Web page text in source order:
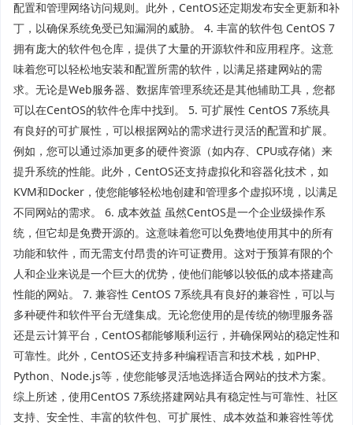
配置和管理网络访问规则。此外，CentOS还定期发布安全更新和补
丁，以确保系统免受已知漏洞的威胁。 4. 丰富的软件包 CentOS 7
拥有庞大的软件包仓库，提供了大量的开源软件和应用程序。这意
味着您可以轻松地安装和配置所需的软件，以满足搭建网站的需
求。无论是Web服务器、数据库管理系统还是其他辅助工具，您都
可以在CentOS的软件仓库中找到。 5. 可扩展性 CentOS 7系统具
有良好的可扩展性，可以根据网站的需求进行灵活的配置和扩展。
例如，您可以通过添加更多的硬件资源（如内存、CPU或存储）来
提升系统的性能。此外，CentOS还支持虚拟化和容器化技术，如
KVM和Docker，使您能够轻松地创建和管理多个虚拟环境，以满足
不同网站的需求。 6. 成本效益 虽然CentOS是一个企业级操作系
统，但它却是免费开源的。这意味着您可以免费地使用其中的所有
功能和软件，而无需支付昂贵的许可证费用。这对于预算有限的个
人和企业来说是一个巨大的优势，使他们能够以较低的成本搭建高
性能的网站。 7. 兼容性 CentOS 7系统具有良好的兼容性，可以与
多种硬件和软件平台无缝集成。无论您使用的是传统的物理服务器
还是云计算平台，CentOS都能够顺利运行，并确保网站的稳定性和
可靠性。此外，CentOS还支持多种编程语言和技术栈，如PHP、
Python、Node.js等，使您能够灵活地选择适合网站的技术方案。
综上所述，使用CentOS 7系统搭建网站具有稳定性与可靠性、社区
支持、安全性、丰富的软件包、可扩展性、成本效益和兼容性等优